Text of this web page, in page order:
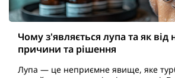
Чому з'являється лупа та як від
причини та рішення
Лупа — це неприємне явище, яке